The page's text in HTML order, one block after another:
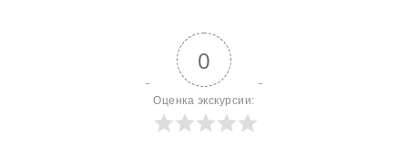
0
Оценка экскурсии: